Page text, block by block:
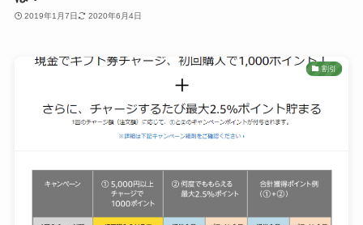
2019年1月7日 2020年6月4日
割引